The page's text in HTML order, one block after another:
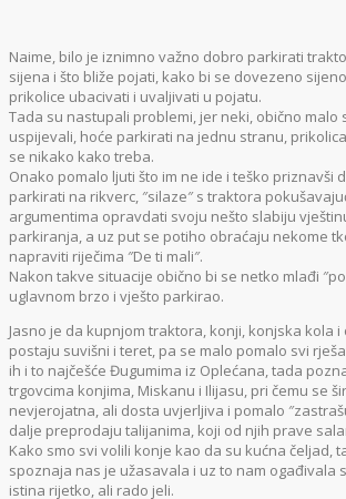
Naime, bilo je iznimno važno dobro parkirati
sijena i što bliže pojati, kako bi se dovezeno
prikolice ubacivati i uvaljivati u pojatu.
Tada su nastupali problemi, jer neki, obično malo
uspijevali, hoće parkirati na jednu stranu,
se nikako kako treba.
Onako pomalo ljuti što im ne ide i teško priznavši
parkirati na rikverc, ″silaze″ s traktora
argumentima opravdati svoju nešto slabiju
parkiranja, a uz put se potiho obraćaju nekome
napraviti riječima ″De ti mali″.
Nakon takve situacije obično bi se netko mlađi
uglavnom brzo i vješto parkirao.
Jasno je da kupnjom traktora, konji, konjska kola
postaju suvišni i teret, pa se malo pomalo svi
ih i to najčešće Đugumima iz Oplećana, tada
trgovcima konjima, Miskanu i Ilijasu, pri čemu se
nevjerojatna, ali dosta uvjerljiva i pomalo
dalje preprodaju talijanima, koji od njih prave
Kako smo svi volili konje kao da su kućna čeljad,
spoznaja nas je užasavala i uz to nam ogađivala
istina rijetko, ali rado jeli.